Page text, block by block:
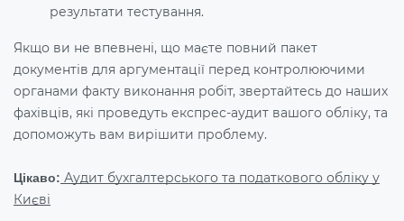
результати тестування.
Якщо ви не впевнені, що маєте повний пакет
документів для аргументації перед контролюючими
органами факту виконання робіт, звертайтесь до наших
фахівців, які проведуть експрес-аудит вашого обліку, та
допоможуть вам вирішити проблему.
Цікаво: Аудит бухгалтерського та податкового обліку у
Києві